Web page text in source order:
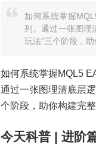
如何系统掌握
列。通过一张图
玩法”三个阶段，
如何系统掌握MQL5
通过一张图理清底层
个阶段，助你构建完
今天科普 | 进阶